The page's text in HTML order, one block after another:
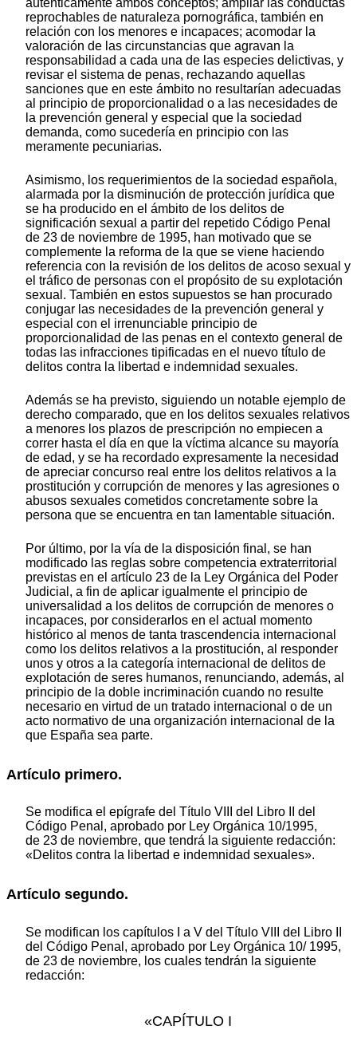
reprochables de naturaleza pornográfica, también en
relación con los menores e incapaces; acomodar la
valoración de las circunstancias que agravan la
responsabilidad a cada una de las especies delictivas, y
revisar el sistema de penas, rechazando aquellas
sanciones que en este ámbito no resultarían adecuadas
al principio de proporcionalidad o a las necesidades de
la prevención general y especial que la sociedad
demanda, como sucedería en principio con las
meramente pecuniarias.
Asimismo, los requerimientos de la sociedad española,
alarmada por la disminución de protección jurídica que
se ha producido en el ámbito de los delitos de
significación sexual a partir del repetido Código Penal
de 23 de noviembre de 1995, han motivado que se
complemente la reforma de la que se viene haciendo
referencia con la revisión de los delitos de acoso sexual y
el tráfico de personas con el propósito de su explotación
sexual. También en estos supuestos se han procurado
conjugar las necesidades de la prevención general y
especial con el irrenunciable principio de
proporcionalidad de las penas en el contexto general de
todas las infracciones tipificadas en el nuevo título de
delitos contra la libertad e indemnidad sexuales.
Además se ha previsto, siguiendo un notable ejemplo de
derecho comparado, que en los delitos sexuales relativos
a menores los plazos de prescripción no empiecen a
correr hasta el día en que la víctima alcance su mayoría
de edad, y se ha recordado expresamente la necesidad
de apreciar concurso real entre los delitos relativos a la
prostitución y corrupción de menores y las agresiones o
abusos sexuales cometidos concretamente sobre la
persona que se encuentra en tan lamentable situación.
Por último, por la vía de la disposición final, se han
modificado las reglas sobre competencia extraterritorial
previstas en el artículo 23 de la Ley Orgánica del Poder
Judicial, a fin de aplicar igualmente el principio de
universalidad a los delitos de corrupción de menores o
incapaces, por considerarlos en el actual momento
histórico al menos de tanta trascendencia internacional
como los delitos relativos a la prostitución, al responder
unos y otros a la categoría internacional de delitos de
explotación de seres humanos, renunciando, además, al
principio de la doble incriminación cuando no resulte
necesario en virtud de un tratado internacional o de un
acto normativo de una organización internacional de la
que España sea parte.
Artículo primero.
Se modifica el epígrafe del Título VIII del Libro II del
Código Penal, aprobado por Ley Orgánica 10/1995,
de 23 de noviembre, que tendrá la siguiente redacción:
«Delitos contra la libertad e indemnidad sexuales».
Artículo segundo.
Se modifican los capítulos I a V del Título VIII del Libro II
del Código Penal, aprobado por Ley Orgánica 10/ 1995,
de 23 de noviembre, los cuales tendrán la siguiente
redacción:
«CAPÍTULO I